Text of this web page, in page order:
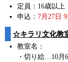
定員：16歳以
申込： 7月27日
☆キラリ文化
教室名：
・切り絵…10